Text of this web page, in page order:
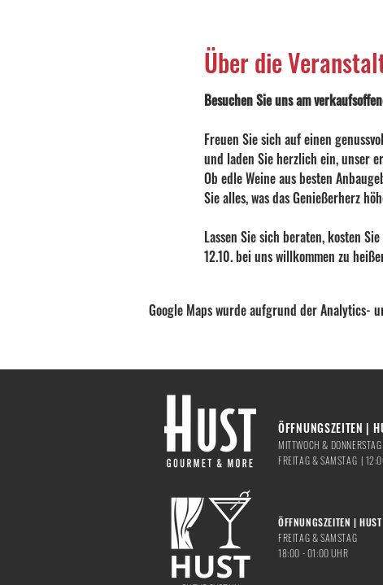
Über die
Besuchen Sie uns am
Freuen Sie sich auf einen
und laden Sie herzlich ein, unser
Ob edle Weine aus besten
Sie alles, was das Genießerherz
Lassen Sie sich beraten, kosten
12.10. bei uns willkommen zu
Google Maps wurde aufgrund der Analytics-
ÖFFNUNGSZEITEN |
MITTWOCH &
​FREITAG & SAMSTAG |
ÖFFNUNGSZEITEN |
FREITAG & SAMSTAG
18:00 - 01:00 UHR